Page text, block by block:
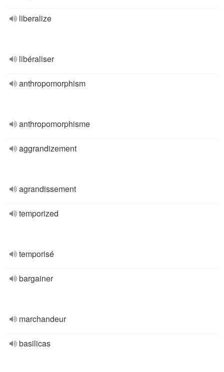
liberalize
libéraliser
anthropomorphism
anthropomorphisme
aggrandizement
agrandissement
temporized
temporisé
bargainer
marchandeur
basilicas